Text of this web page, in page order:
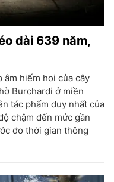
dài 639 năm,
âm hiếm hoi của cây
Burchardi ở miền
tác phẩm duy nhất của
chậm đến mức gần
đo thời gian thông